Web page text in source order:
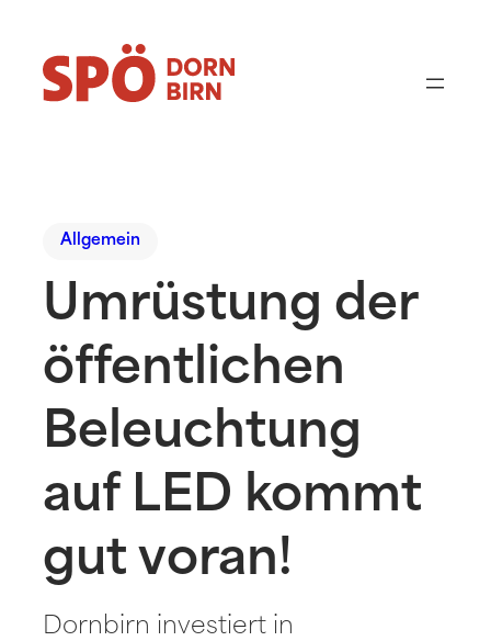
Allgemein
Umrüstung der
öffentlichen
Beleuchtung
auf LED kommt
gut voran!
Dornbirn investiert in